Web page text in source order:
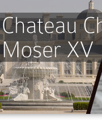
Chateau
Moser XV